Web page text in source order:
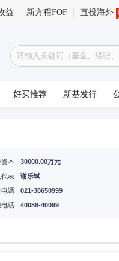
益 新方程FOF 直投海外
好买推荐 新基发行
本
30000.00万元
表
谢乐斌
话
021-38650999
话
40088-40099